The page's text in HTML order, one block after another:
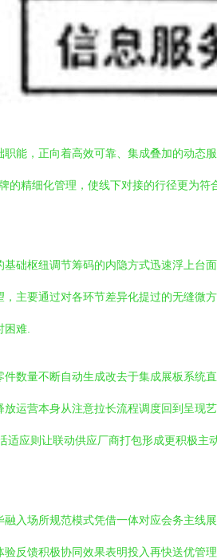
能，正向着高效可靠、集成叠加的动态服
的精细化管理，使线下对接的行径更为符
础枢纽调节筹码的内隐方式迅速浮上台
主要通过对各环节差异化提过的无缝微
难.
数量不断自动生成改去于集成展板系统
运营本身从注意拉长流程调度回到呈现
应则让联动供应厂商打包形成更积极主
入场所规范模式凭借一体对应会务主线
反馈积极协同效果表明投入再快送优管